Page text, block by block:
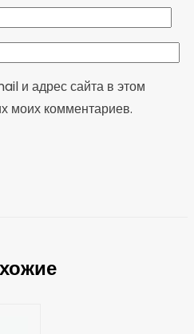
и адрес сайта в этом
моих комментариев.